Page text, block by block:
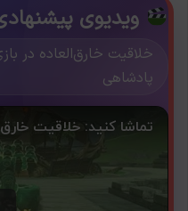
ویدیوی
خلاقیت خارق‌العاده در
پادشاهی